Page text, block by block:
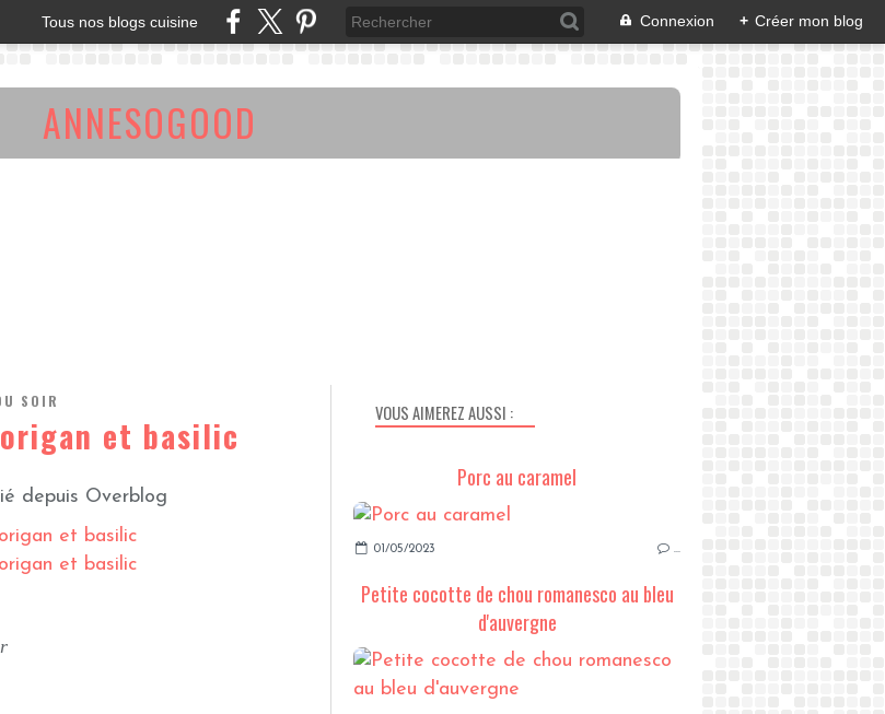
Tous nos blogs cuisine Connexion + Créer mon blog
ANNESOGOOD
SOIR
et basilic
depuis Overblog
VOUS AIMEREZ AUSSI :
Porc au caramel
01/05/2023 …
Petite cocotte de chou romanesco au bleu
d'auvergne